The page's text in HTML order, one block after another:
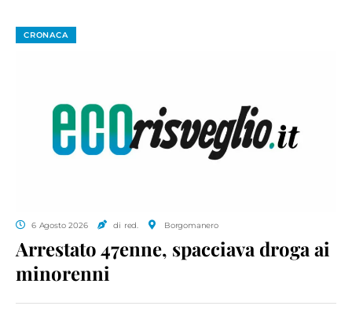
CRONACA
6 Agosto 2026 di red. Borgomanero
Arrestato 47enne, spacciava droga ai
minorenni